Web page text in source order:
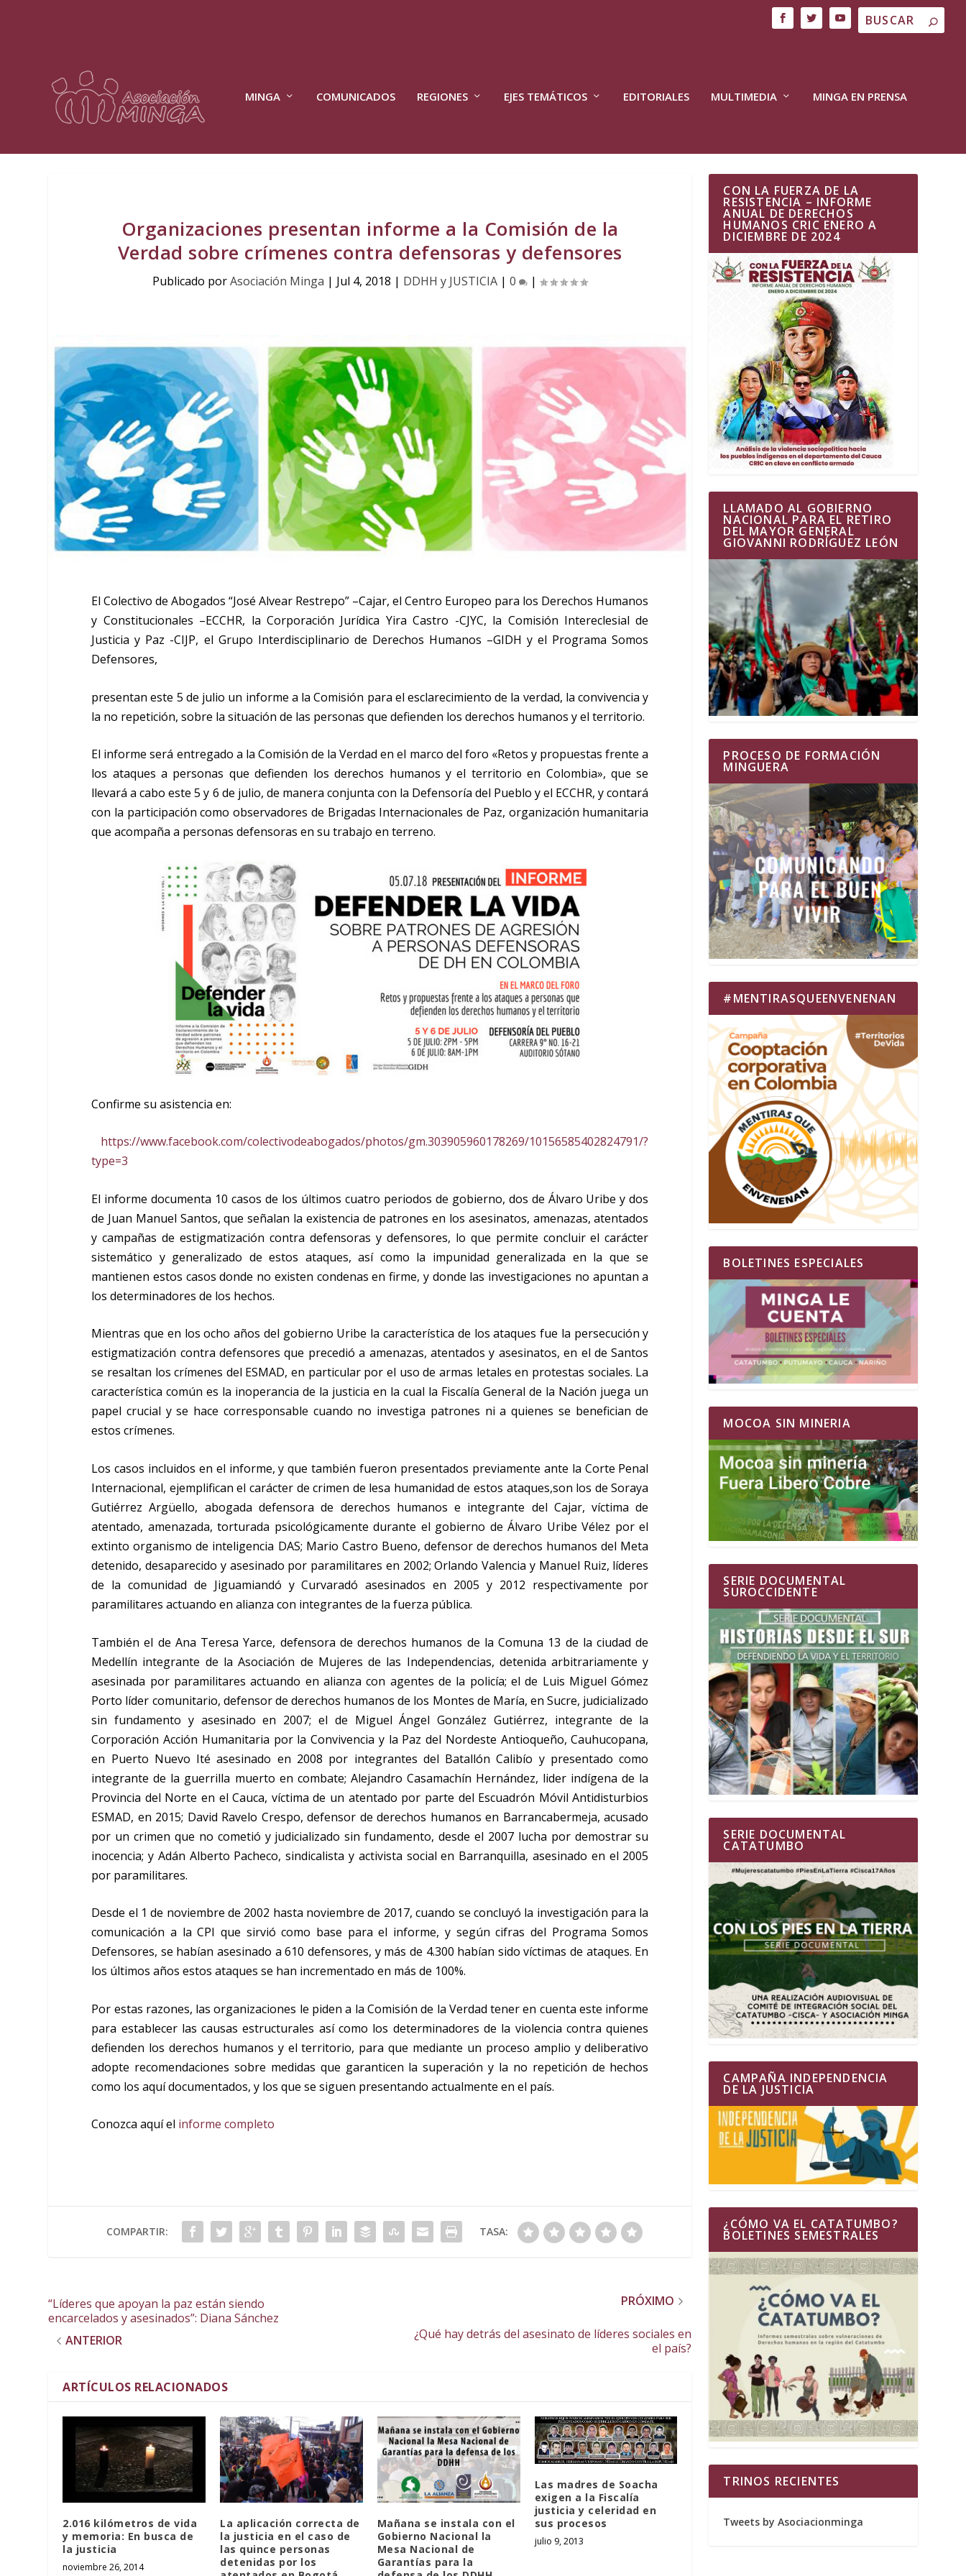
MINGA COMUNICADOS REGIONES EJES TEMÁTICOS EDITORIALES MULTIMEDIA MINGA EN PRENSA
Organizaciones presentan informe a la Comisión de la
Verdad sobre crímenes contra defensoras y defensores
Publicado porAsociación Minga | Jul 4, 2018 | DDHH y JUSTICIA |0 |
El Colectivo de Abogados “José Alvear Restrepo” –Cajar, el Centro Europeo para los Derechos Humanos
y Constitucionales –ECCHR, la Corporación Jurídica Yira Castro -CJYC, la Comisión Intereclesial de
Justicia y Paz -CIJP, el Grupo Interdisciplinario de Derechos Humanos –GIDH y el Programa Somos
Defensores,
presentan este 5 de julio un informe a la Comisión para el esclarecimiento de la verdad, la convivencia y
la no repetición, sobre la situación de las personas que defienden los derechos humanos y el territorio.
El informe será entregado a la Comisión de la Verdad en el marco del foro «Retos y propuestas frente a
los ataques a personas que defienden los derechos humanos y el territorio en Colombia», que se
llevará a cabo este 5 y 6 de julio, de manera conjunta con la Defensoría del Pueblo y el ECCHR, y contará
con la participación como observadores de Brigadas Internacionales de Paz, organización humanitaria
que acompaña a personas defensoras en su trabajo en terreno.
Confirme su asistencia en:
https://www.facebook.com/colectivodeabogados/photos/gm.303905960178269/10156585402824791/?
type=3
El informe documenta 10 casos de los últimos cuatro periodos de gobierno, dos de Álvaro Uribe y dos
de Juan Manuel Santos, que señalan la existencia de patrones en los asesinatos, amenazas, atentados
y campañas de estigmatización contra defensoras y defensores, lo que permite concluir el carácter
sistemático y generalizado de estos ataques, así como la impunidad generalizada en la que se
mantienen estos casos donde no existen condenas en firme, y donde las investigaciones no apuntan a
los determinadores de los hechos.
Mientras que en los ocho años del gobierno Uribe la característica de los ataques fue la persecución y
estigmatización contra defensores que precedió a amenazas, atentados y asesinatos, en el de Santos
se resaltan los crímenes del ESMAD, en particular por el uso de armas letales en protestas sociales. La
característica común es la inoperancia de la justicia en la cual la Fiscalía General de la Nación juega un
papel crucial y se hace corresponsable cuando no investiga patrones ni a quienes se benefician de
estos crímenes.
Los casos incluidos en el informe, y que también fueron presentados previamente ante la Corte Penal
Internacional, ejemplifican el carácter de crimen de lesa humanidad de estos ataques,son los de Soraya
Gutiérrez Argüello, abogada defensora de derechos humanos e integrante del Cajar, víctima de
atentado, amenazada, torturada psicológicamente durante el gobierno de Álvaro Uribe Vélez por el
extinto organismo de inteligencia DAS; Mario Castro Bueno, defensor de derechos humanos del Meta
detenido, desaparecido y asesinado por paramilitares en 2002; Orlando Valencia y Manuel Ruiz, líderes
de la comunidad de Jiguamiandó y Curvaradó asesinados en 2005 y 2012 respectivamente por
paramilitares actuando en alianza con integrantes de la fuerza pública.
También el de Ana Teresa Yarce, defensora de derechos humanos de la Comuna 13 de la ciudad de
Medellín integrante de la Asociación de Mujeres de las Independencias, detenida arbitrariamente y
asesinada por paramilitares actuando en alianza con agentes de la policía; el de Luis Miguel Gómez
Porto líder comunitario, defensor de derechos humanos de los Montes de María, en Sucre, judicializado
sin fundamento y asesinado en 2007; el de Miguel Ángel González Gutiérrez, integrante de la
Corporación Acción Humanitaria por la Convivencia y la Paz del Nordeste Antioqueño, Cauhucopana,
en Puerto Nuevo Ité asesinado en 2008 por integrantes del Batallón Calibío y presentado como
integrante de la guerrilla muerto en combate; Alejandro Casamachín Hernández, lider indígena de la
Provincia del Norte en el Cauca, víctima de un atentado por parte del Escuadrón Móvil Antidisturbios
ESMAD, en 2015; David Ravelo Crespo, defensor de derechos humanos en Barrancabermeja, acusado
por un crimen que no cometió y judicializado sin fundamento, desde el 2007 lucha por demostrar su
inocencia; y Adán Alberto Pacheco, sindicalista y activista social en Barranquilla, asesinado en el 2005
por paramilitares.
Desde el 1 de noviembre de 2002 hasta noviembre de 2017, cuando se concluyó la investigación para la
comunicación a la CPI que sirvió como base para el informe, y según cifras del Programa Somos
Defensores, se habían asesinado a 610 defensores, y más de 4.300 habían sido víctimas de ataques. En
los últimos años estos ataques se han incrementado en más de 100%.
Por estas razones, las organizaciones le piden a la Comisión de la Verdad tener en cuenta este informe
para establecer las causas estructurales así como los determinadores de la violencia contra quienes
defienden los derechos humanos y el territorio, para que mediante un proceso amplio y deliberativo
adopte recomendaciones sobre medidas que garanticen la superación y la no repetición de hechos
como los aquí documentados, y los que se siguen presentando actualmente en el país.
Conozca aquí el informe completo
COMPARTIR: TASA:
“Líderes que apoyan la paz están siendo
encarcelados y asesinados”: Diana Sánchez
ANTERIOR
PRÓXIMO
¿Qué hay detrás del asesinato de líderes sociales en
el país?
ARTÍCULOS RELACIONADOS
2.016 kilómetros de vida
y memoria: En busca de
la justicia
noviembre 26, 2014
La aplicación correcta de
la justicia en el caso de
las quince personas
detenidas por los
Mañana se instala con el
Gobierno Nacional la
Mesa Nacional de
Garantías para la
Las madres de Soacha
exigen a la Fiscalía
justicia y celeridad en
sus procesos
julio 9, 2013
CON LA FUERZA DE LA
RESISTENCIA – INFORME
ANUAL DE DERECHOS
HUMANOS CRIC ENERO A
DICIEMBRE DE 2024
LLAMADO AL GOBIERNO
NACIONAL PARA EL RETIRO
DEL MAYOR GENERAL
GIOVANNI RODRÍGUEZ LEÓN
PROCESO DE FORMACIÓN
MINGUERA
#MENTIRASQUEENVENENAN
BOLETINES ESPECIALES
MOCOA SIN MINERIA
SERIE DOCUMENTAL
SUROCCIDENTE
SERIE DOCUMENTAL
CATATUMBO
CAMPAÑA INDEPENDENCIA
DE LA JUSTICIA
¿CÓMO VA EL CATATUMBO?
BOLETINES SEMESTRALES
TRINOS RECIENTES
Tweets by Asociacionminga